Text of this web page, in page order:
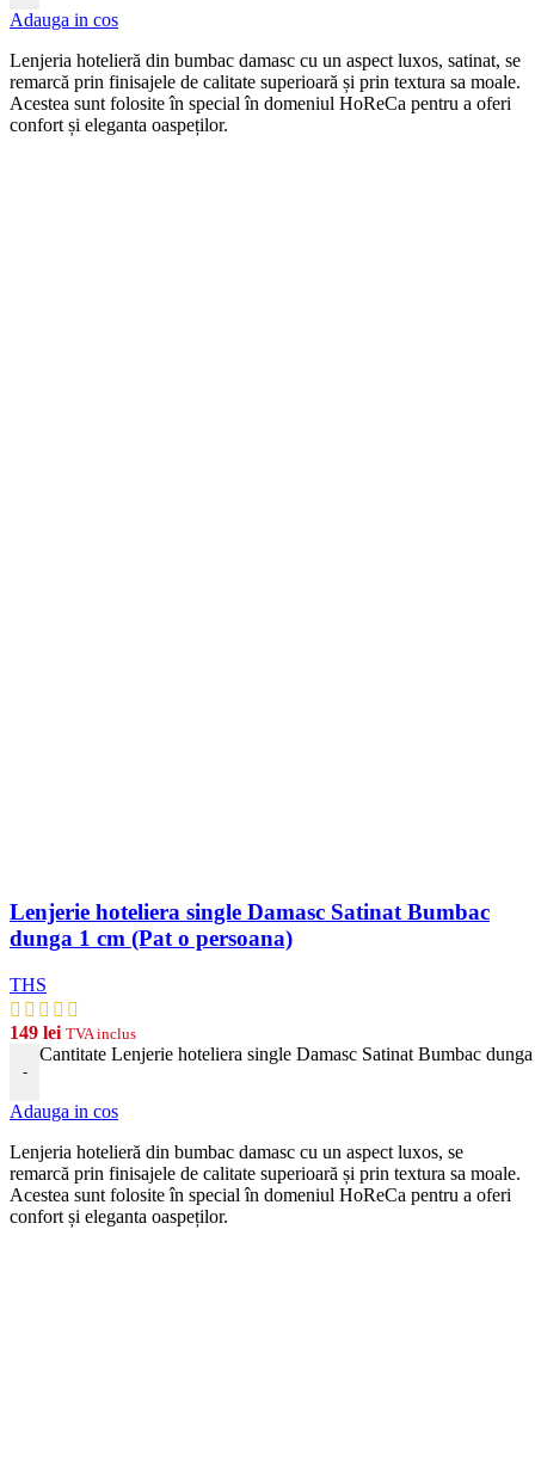
Adauga in cos
Lenjeria hotelieră din bumbac damasc cu un aspect luxos, satinat, se
remarcă prin finisajele de calitate superioară și prin textura sa moale.
Acestea sunt folosite în special în domeniul HoReCa pentru a oferi
confort și eleganta oaspeților.
Lenjerie hoteliera single Damasc Satinat Bumbac
dunga 1 cm (Pat o persoana)
THS
149 lei TVA inclus
-
Cantitate Lenjerie hoteliera single Damasc Satinat Bumbac
Adauga in cos
Lenjeria hotelieră din bumbac damasc cu un aspect luxos, se
remarcă prin finisajele de calitate superioară și prin textura sa moale.
Acestea sunt folosite în special în domeniul HoReCa pentru a oferi
confort și eleganta oaspeților.